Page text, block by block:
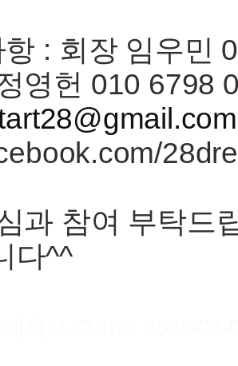
: 회장 임우민
영헌 010 6798
과 참여 부탁드
다^^